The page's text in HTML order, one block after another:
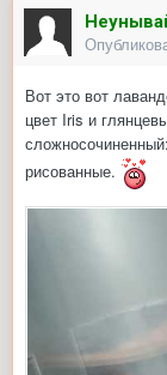
Вот это вот
цвет Iris и
рисованные.